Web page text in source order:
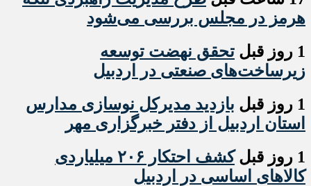
هرمز در مجلس بررسی می‌شود
1 روز قبل
تحقق نهضت توسعه
زیرساخت‌های صنعتی در اردبیل
1 روز قبل
بازدید مدیرکل نوسازی مدارس
استان اردبیل از دفتر خبرگزاری مهر
1 روز قبل
کشف احتکار ۲۰۶ میلیاردی
کالاهای اساسی در اردبیل